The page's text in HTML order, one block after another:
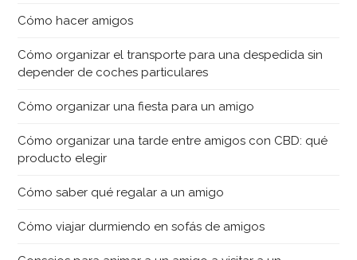
Cómo hacer amigos
Cómo organizar el transporte para una despedida sin
depender de coches particulares
Cómo organizar una fiesta para un amigo
Cómo organizar una tarde entre amigos con CBD: qué
producto elegir
Cómo saber qué regalar a un amigo
Cómo viajar durmiendo en sofás de amigos